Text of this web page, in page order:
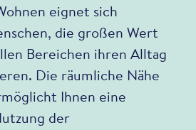
eignet sich
die großen Wert
Bereichen ihren Alltag
Die räumliche Nähe
Ihnen eine
der